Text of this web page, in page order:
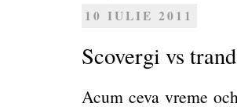
10 IULIE 2011
Scovergi vs
Acum ceva vreme